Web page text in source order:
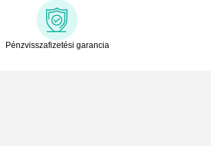
Pénzvisszafizetési garancia